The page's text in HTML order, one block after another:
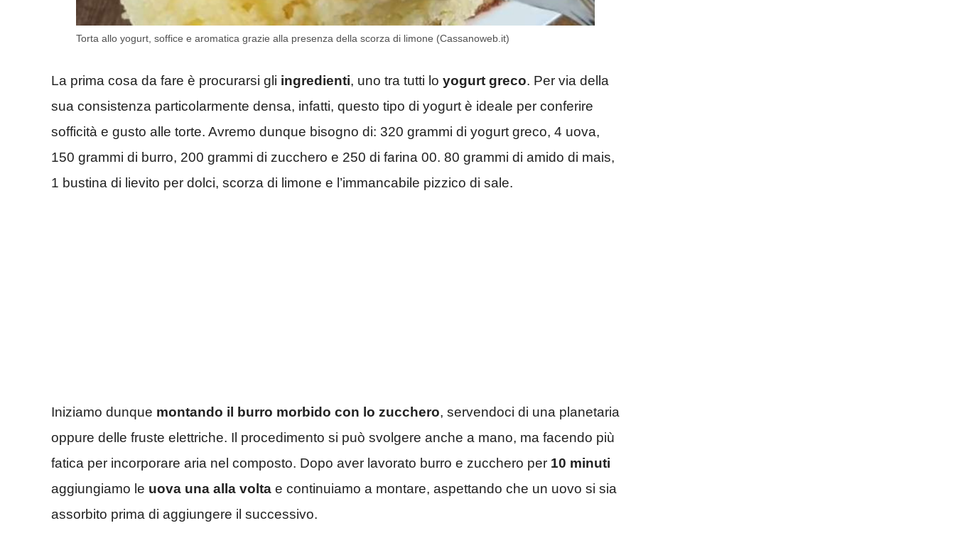
Torta allo yogurt, soffice e aromatica grazie alla presenza della scorza di limone (Cassanoweb.it)
La prima cosa da fare è procurarsi gli ingredienti, uno tra tutti lo yogurt greco. Per via della
sua consistenza particolarmente densa, infatti, questo tipo di yogurt è ideale per conferire
sofficità e gusto alle torte. Avremo dunque bisogno di: 320 grammi di yogurt greco, 4 uova,
150 grammi di burro, 200 grammi di zucchero e 250 di farina 00. 80 grammi di amido di mais,
1 bustina di lievito per dolci, scorza di limone e l’immancabile pizzico di sale.
Iniziamo dunque montando il burro morbido con lo zucchero, servendoci di una planetaria
oppure delle fruste elettriche. Il procedimento si può svolgere anche a mano, ma facendo più
fatica per incorporare aria nel composto. Dopo aver lavorato burro e zucchero per 10 minuti
aggiungiamo le uova una alla volta e continuiamo a montare, aspettando che un uovo si sia
assorbito prima di aggiungere il successivo.